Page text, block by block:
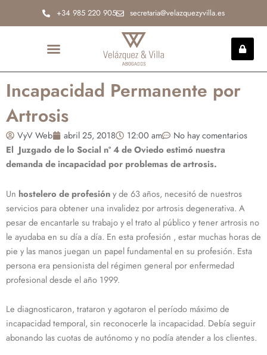
+34 985 220 905 secretaria@velazquezyvilla.es
Incapacidad Permanente por
Artrosis
VyV Web abril 25, 2018 12:00 am
No hay comentarios
El Juzgado de lo Social nº 4 de Oviedo estimó nuestra
demanda de incapacidad por problemas de artrosis.
Un hostelero de profesióny de 63 años, necesitó de nuestros
servicios para obtener una invalidez por artrosis degenerativa. A
pesar de encantarle su trabajo y el trato al público y tener artrosis no
le ayudaba en su día a día. En esta profesión , estar muchas horas de
pie y las manos juegan un papel fundamental en su profesión. Esta
persona era pensionista del régimen general por enfermedad
profesional desde el año 1999.
Le diagnosticaron, trataron y agotaron el período máximo de
incapacidad temporal, sin reconocerle la incapacidad. Debía seguir
abonando las cuotas de autónomo y no podía atender a los clientes.